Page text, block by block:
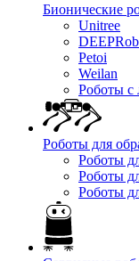
Бионические
Unitree
Petoi
Weilan
Роботы с
Роботы для
Роботы
Роботы
Роботы